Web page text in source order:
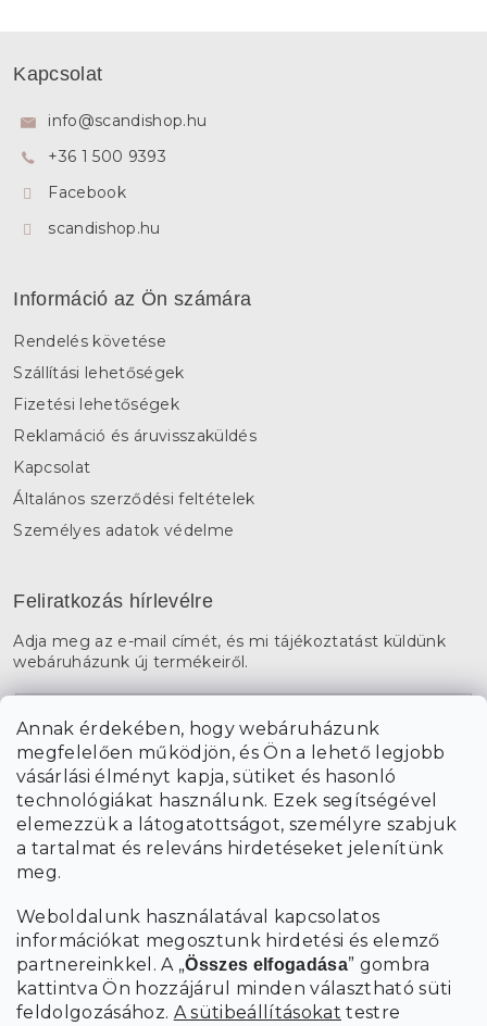
Annak érdekében, hogy webáruházunk
megfelelően működjön, és Ön a lehető legjobb
vásárlási élményt kapja, sütiket és hasonló
technológiákat használunk. Ezek segítségével
elemezzük a látogatottságot, személyre szabjuk
a tartalmat és releváns hirdetéseket jelenítünk
meg.
Weboldalunk használatával kapcsolatos
információkat megosztunk hirdetési és elemző
partnereinkkel. A „Összes elfogadása” gombra
kattintva Ön hozzájárul minden választható süti
feldolgozásához. A sütibeállításokat testre
Kapcsolat
info@scandishop.hu
+36 1 500 9393
Facebook
scandishop.hu
Információ az Ön számára
Rendelés követése
Szállítási lehetőségek
Fizetési lehetőségek
Reklamáció és áruvisszaküldés
Kapcsolat
Általános szerződési feltételek
Személyes adatok védelme
Feliratkozás hírlevélre
Adja meg az e-mail címét, és mi tájékoztatást küldünk
webáruházunk új termékeiről.
A hírlevelekre való feliratkozással egyetérteka személyes
adatok feldolgozásával.
FELIRATKOZÁS